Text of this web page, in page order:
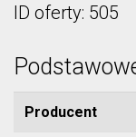
ID oferty: 505
Producent